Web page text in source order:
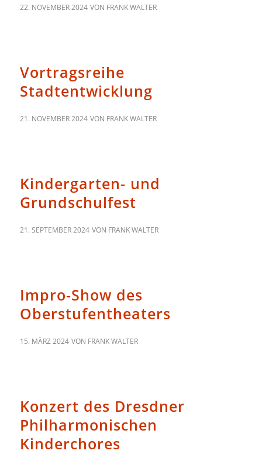
22. NOVEMBER 2024 VON FRANK WALTER
Vortragsreihe
Stadtentwicklung
21. NOVEMBER 2024 VON FRANK WALTER
Kindergarten- und
Grundschulfest
21. SEPTEMBER 2024 VON FRANK WALTER
Impro-Show des
Oberstufentheaters
15. MÄRZ 2024 VON FRANK WALTER
Konzert des Dresdner
Philharmonischen
Kinderchores